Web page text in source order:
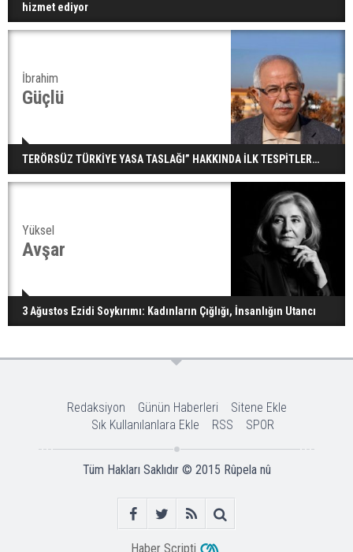
hizmet ediyor
İbrahim
Güçlü
TERÖRSÜZ TÜRKİYE YASA TASLAĞI” HAKKINDA İLK TESPİTLER…
Yüksel
Avşar
3 Ağustos Ezidi Soykırımı: Kadınların Çığlığı, İnsanlığın Utancı
Redaksiyon Günün Haberleri
Sitene Ekle
Sık Kullanılanlara Ekle
RSS SPOR
Tüm Hakları Saklıdır © 2015 Rûpela nû
Haber Scripti